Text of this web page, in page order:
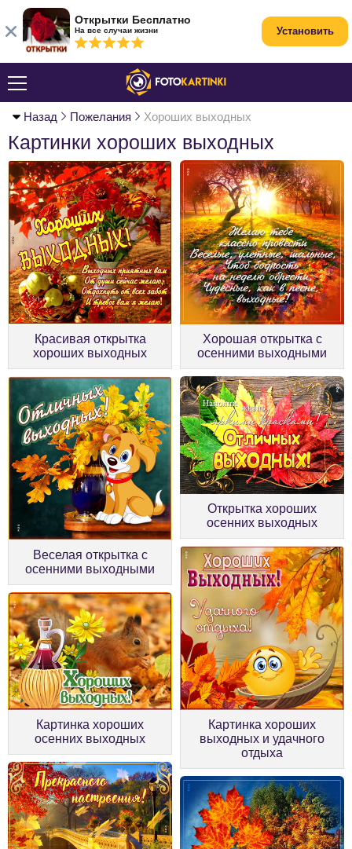
Назад Пожелания Хороших выходных
Картинки хороших выходных
Красивая открытка
хороших выходных
Хорошая открытка с
осенними выходными
Веселая открытка с
осенними выходными
Открытка хороших
осенних выходных
Картинка хороших
осенних выходных
Картинка хороших
выходных и удачного
отдыха
Открытки Бесплатно
На все случаи жизни Установить